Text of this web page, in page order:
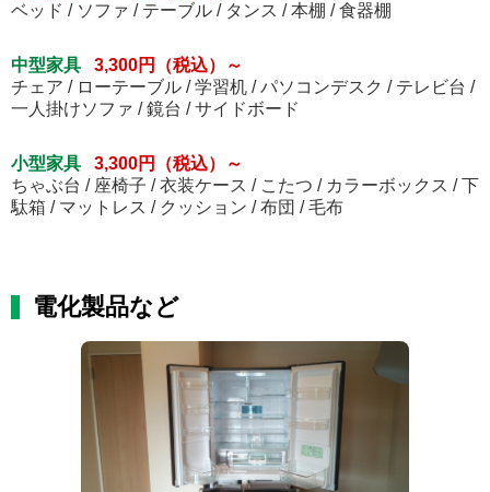
ベッド / ソファ / テーブル / タンス / 本棚 / 食器棚
中型家具
3,300円（税込）～
チェア / ローテーブル / 学習机 / パソコンデスク / テレビ台 /
一人掛けソファ / 鏡台 / サイドボード
小型家具
3,300円（税込）～
ちゃぶ台 / 座椅子 / 衣装ケース / こたつ / カラーボックス / 下
駄箱 / マットレス / クッション / 布団 / 毛布
電化製品など